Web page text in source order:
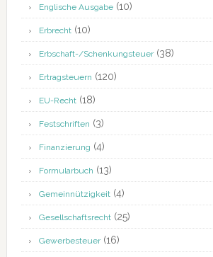
Englische Ausgabe(10)
Erbrecht(10)
Erbschaft-/Schenkungsteuer(38)
Ertragsteuern (120)
EU-Recht(18)
Festschriften (3)
Finanzierung (4)
Formularbuch (13)
Gemeinnützigkeit(4)
Gesellschaftsrecht(25)
Gewerbesteuer(16)